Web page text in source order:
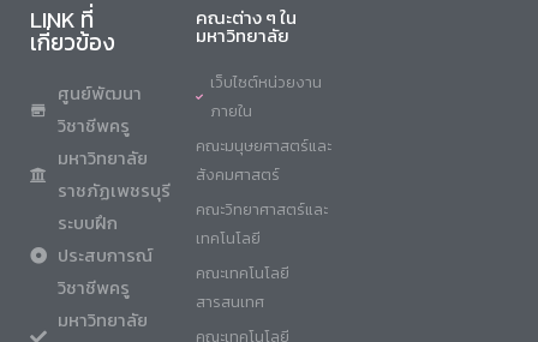
LINK ที่
เกี่ยวข้อง
ศูนย์พัฒนา
วิชาชีพครู
มหาวิทยาลัย
ราชภัฏเพชรบุรี
ระบบฝึก
ประสบการณ์
วิชาชีพครู
มหาวิทยาลัย
คณะต่าง ๆ ใน
มหาวิทยาลัย
เว็บไซต์หน่วยงาน
ภายใน
คณะมนุษยศาสตร์และ
สังคมศาสตร์
คณะวิทยาศาสตร์และ
เทคโนโลยี
คณะเทคโนโลยี
สารสนเทศ
คณะเทคโนโลยี